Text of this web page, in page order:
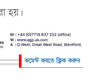
হয়।
কমেন্ট করতে ক্লিক করুন